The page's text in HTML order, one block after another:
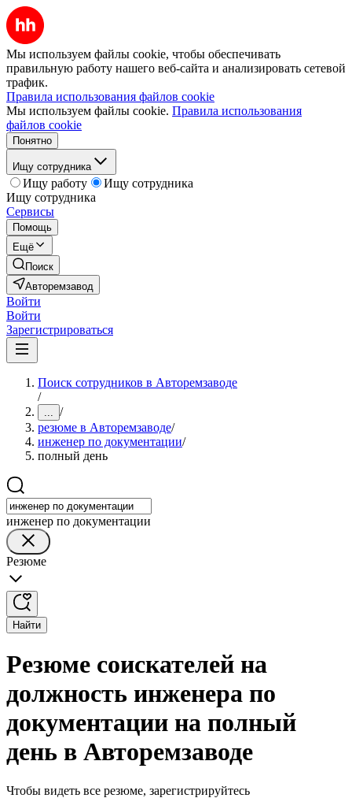
Мы используем файлы cookie, чтобы обеспечивать
правильную работу нашего веб-сайта и анализировать сетевой
трафик.
Правила использования файлов cookie
Мы используем файлы cookie. Правила использования
файлов cookie
Понятно
Ищу сотрудника
Ищу работу
Ищу сотрудника
Ищу сотрудника
Сервисы
Помощь
Ещё
Поиск
Авторемзавод
Войти
Войти
Зарегистрироваться
Поиск сотрудников в Авторемзаводе
/
... /
резюме в Авторемзаводе/
инженер по документации/
полный день
инженер по документации
Резюме
Найти
Резюме соискателей на
должность инженера по
документации на полный
день в Авторемзаводе
Чтобы видеть все резюме, зарегистрируйтесь